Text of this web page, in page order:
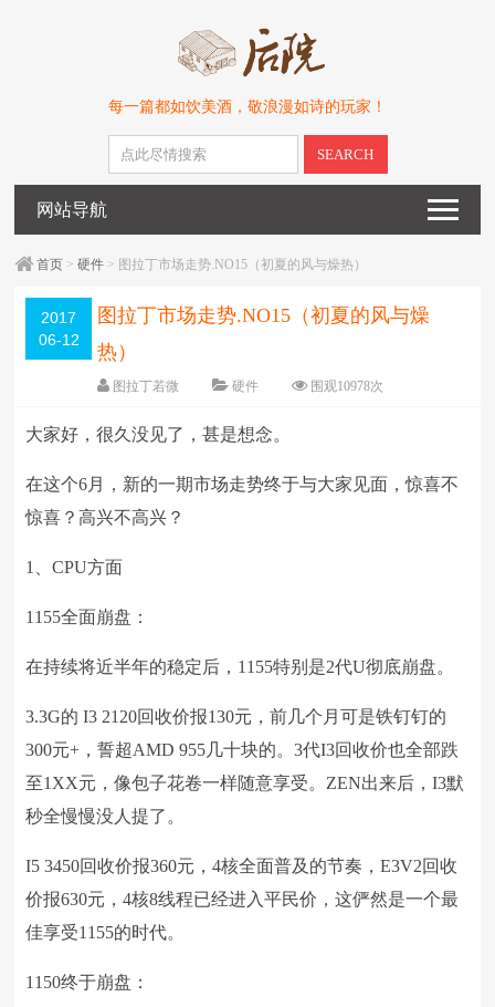
每一篇都如饮美酒，敬浪漫如诗的玩家！
SEARCH
网站导航
首页 >硬件 > 图拉丁市场走势.NO15（初夏的风与燥热）
2017
06-12
图拉丁市场走势.NO15（初夏的风与燥
热）
图拉丁若微 硬件
围观10978次
字体：大 中 小
大家好，很久没见了，甚是想念。
在这个6月，新的一期市场走势终于与大家见面，惊喜不
惊喜？高兴不高兴？
1、CPU方面
1155全面崩盘：
在持续将近半年的稳定后，1155特别是2代U彻底崩盘。
3.3G的 I3 2120回收价报130元，前几个月可是铁钉钉的
300元+，誓超AMD 955几十块的。3代I3回收价也全部跌
至1XX元，像包子花卷一样随意享受。ZEN出来后，I3默
秒全慢慢没人提了。
I5 3450回收价报360元，4核全面普及的节奏，E3V2回收
价报630元，4核8线程已经进入平民价，这俨然是一个最
佳享受1155的时代。
1150终于崩盘：